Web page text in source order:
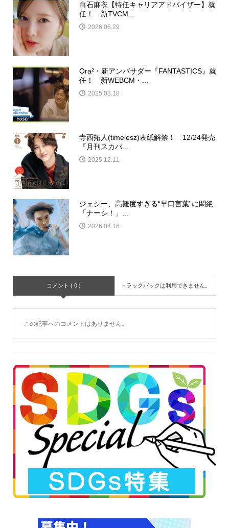
白石麻衣【特任キャリアアドバイザー】就
任！ 新TVCM...
2026.06.29
Ora²・新アンバサダー『FANTASTICS』就
任！ 新WEBCM・...
2025.03.18
寺西拓人(timelesz)表紙解禁！ 12/24発売
『月刊スカパ...
2025.12.11
ジェシー、高難度すぎる“早口言葉”に悶絶
「ナーシ！」...
2026.04.16
コメント ( 0 ) トラックバックは利用できません。
この記事へのコメントはありません。